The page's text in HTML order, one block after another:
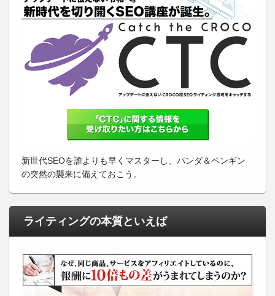
新世代SEOを誰よりも早くマスターし、パンダ＆ペンギン
の突然の襲来に備えておこう。
ライティングの本質といえば